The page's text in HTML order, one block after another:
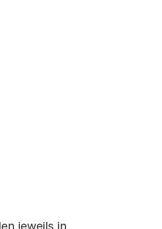
jeweils in